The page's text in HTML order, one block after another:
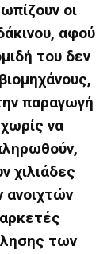
οι
αφού
του δεν
παραγωγή
να
χιλιάδες
των